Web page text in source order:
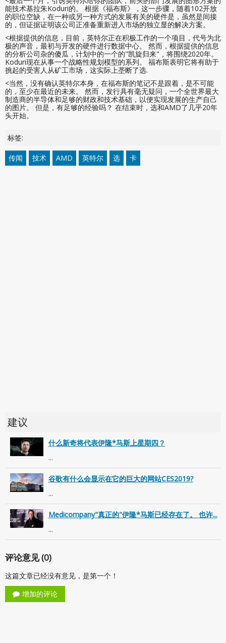
能技术基拉朱Koduri的。 根据《福布斯》，这一步骤，随着102开放
的职位空缺，在一种或另一种方式的发展有关的硬件是，虽然是间接
的，但证据证明该公司正准备重新进入市场的独立显的解决方案。
<根据提供的信息，目前，英特尔正在积极工作的一个项目，代号为北
极的声音，最初与开发的硬件进行数据中心。 然而，根据提供的信息
的分析公司杂的傻瓜，计划中的一个的"凯旋归来"，将围绕2020年。
Koduri现在从事一个战略性规划模型的系列。 福布斯表明它将有助于
挑起的受害人从矿工市场，这实际上垄断了选.
<当然，没有确认英特尔本身，在福布斯的笔记不是跟着，是不可能
的，至少在最近的未来。 然而，发行具有毫无疑问，一个全世界最大
制造商的半导体和足够的财政和技术基础，以便实现发展的生产自己
的图片。 但是，有足够的经验吗？ 在结束时，选和AMD了几乎20年
头开始。
标签:
传闻 技术 AMD 英特尔 选 卡
建议
什么新奇将代表伊隆*马斯上星期四？
...
谷歌有什么会显示在它的巨大的网站CES2019?
...
Medicompany"真正的"伊隆*马斯已经存在了。 也许...
...
评论意见 (0)
这篇文章已经没有意见，是第一个！
增加的评论